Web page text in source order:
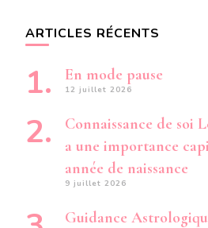
ARTICLES RÉCENTS
En mode pause
12 juillet 2026
Connaissance de soi
a une importance
année de naissance
9 juillet 2026
Guidance